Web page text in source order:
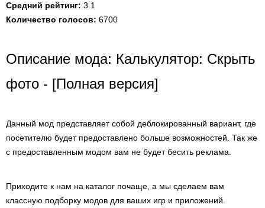
Средний рейтинг: 3.1
Количество голосов: 6700
Описание мода: Калькулятор: Cкрыть
фото - [Полная версия]
Данный мод представляет собой деблокированный вариант, где
посетителю будет предоставлено больше возможностей. Так же
с предоставленным модом вам не будет бесить реклама.
Приходите к нам на каталог почаще, а мы сделаем вам
классную подборку модов для ваших игр и приложений.